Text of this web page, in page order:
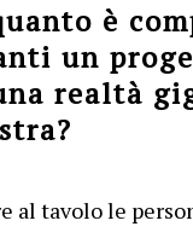
è
un
realtà
al tavolo le